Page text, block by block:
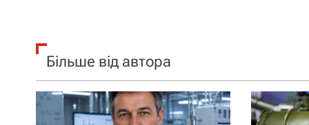
Більше від автора